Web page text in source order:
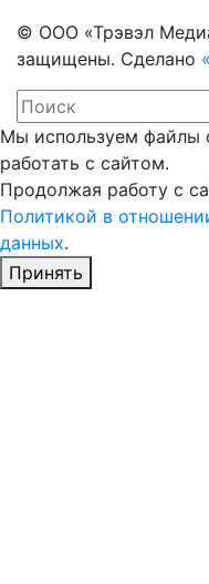
© ООО «Трэвэл
защищены. Сделано
Мы используем файлы
работать с сайтом.
Продолжая работу с
Политикой в
данных.
Принять